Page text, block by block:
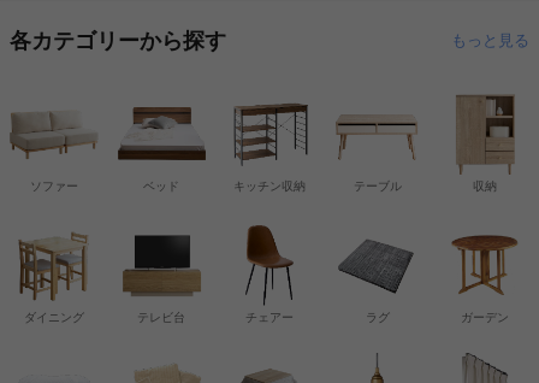
各カテゴリーから探す もっと見る
ソファー ベッド 収納
キッチン収納
チェアー
テーブル
テレビ台
ダイニング ラグ ガーデン